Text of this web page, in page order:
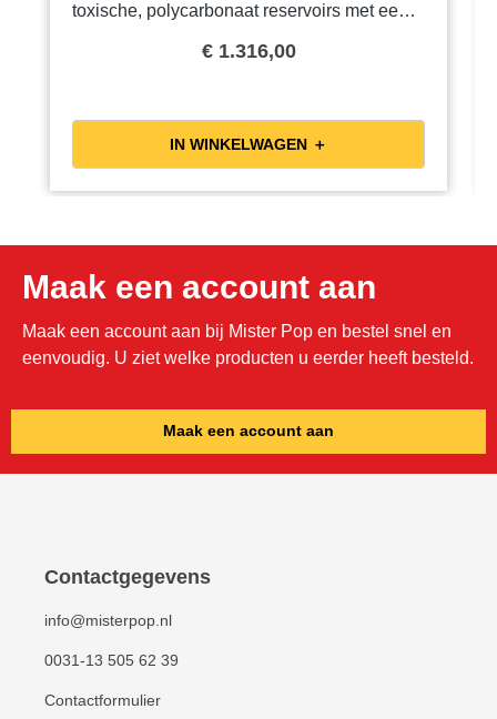
toxische, polycarbonaat reservoirs met een
behuizingHermetisch gesloten
homogener productVerlichting in boven
kapBeveiligingen:Roerwerk stopt bij
geopende dekselDruk schakelaar
overbelasting beveiligdCondens
dranken en nachtstandGeluidsniveau minder
dan 70 dB (A)Voor deze machine heeft
Mister Pop eigen siropen in verschillende
smaken! Meer informatie over deze siropen
vindt u in de rubriek siropen.
€ 1.316,00
IN WINKELWAGEN ＋
Maak een account aan
Maak een account aan bij Mister Pop en bestel snel en
eenvoudig. U ziet welke producten u eerder heeft besteld.
Maak een account aan
Contactgegevens
info@misterpop.nl
0031-13 505 62 39
Contactformulier